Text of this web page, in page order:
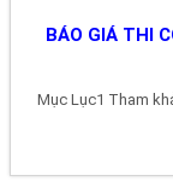
BÁO GIÁ THI
Mục Lục1 Tham